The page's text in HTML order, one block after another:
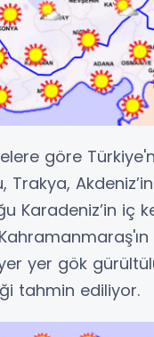
göre
Karadeniz’in iç
yer gök
tahmin ediliyor.